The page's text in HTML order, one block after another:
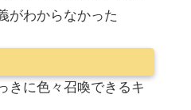
がわからなかった
きに色々召喚できるキ